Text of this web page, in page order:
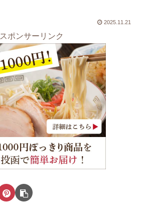
2025.11.21
スポンサーリンク